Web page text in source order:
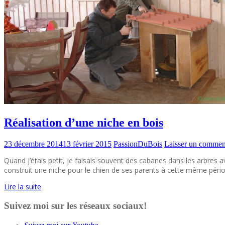
Réalisation d’une niche en bois
23 décembre 201413 février 2015 PassionDuBois Laisser un
Quand j’étais petit, je faisais souvent des cabanes dans les
construit une niche pour le chien de ses parents à cette même
Lire la suite
Suivez moi sur les réseaux sociaux!